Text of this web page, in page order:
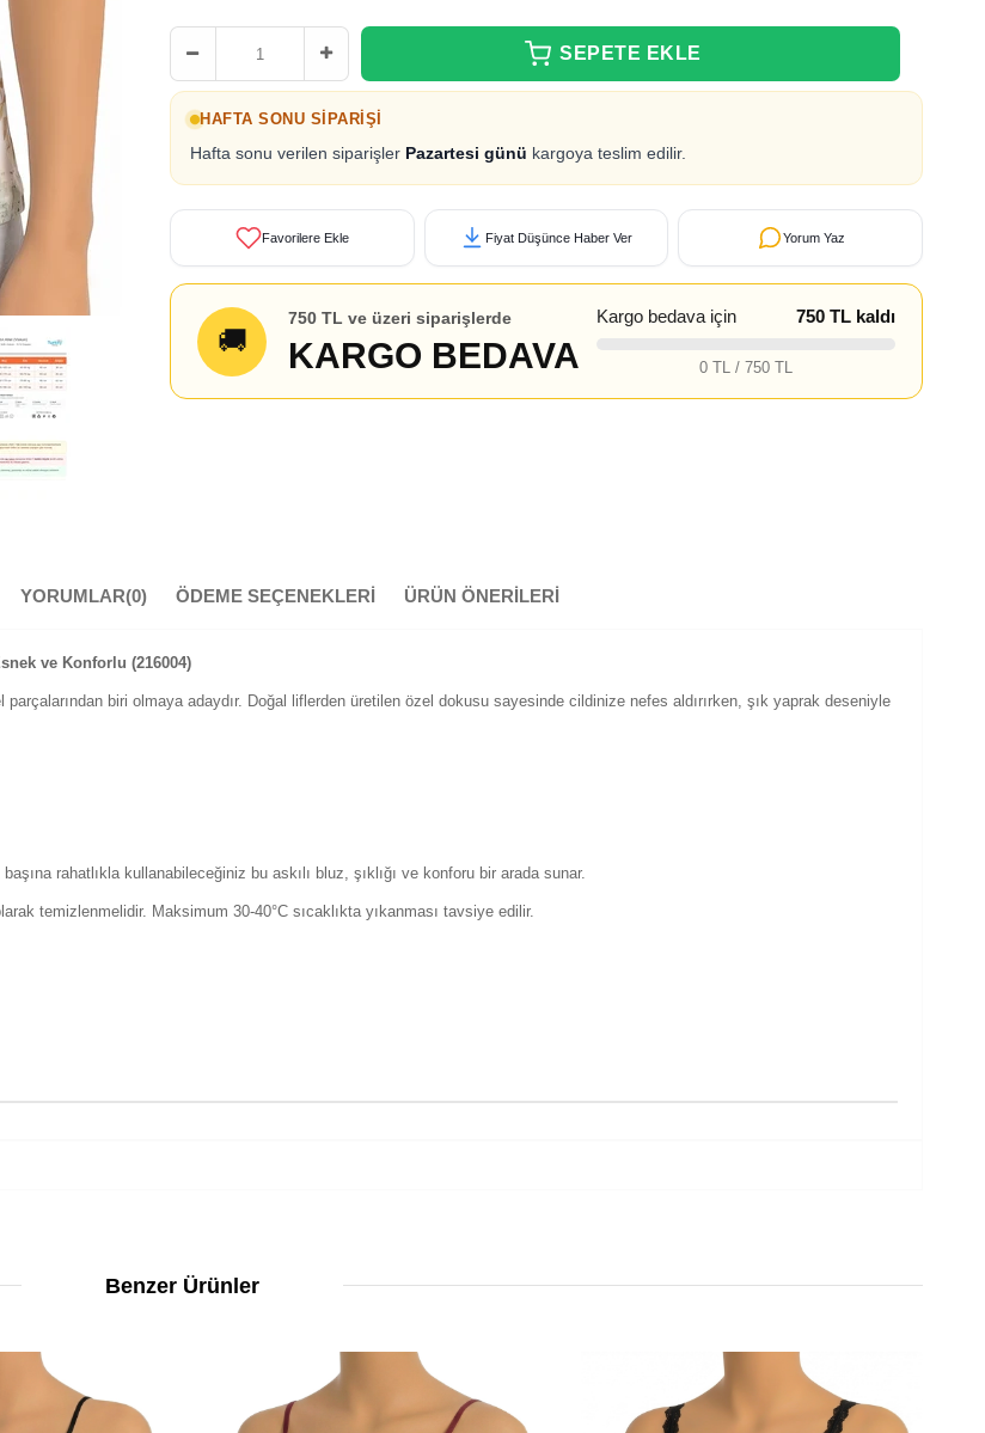
HAFTA SONU SIPARIŞI
Hafta sonu verilen siparişler Pazartesi günü kargoya teslim edilir.
Favorilere Ekle Fiyat Düşünce Haber Ver Yorum Yaz
🚚
750 TL ve üzeri siparişlerde
KARGO BEDAVA
Kargo bedava için 750 TL kaldı
0 TL / 750 TL
YORUMLAR(0) ÖDEME SEÇENEKLERI ÜRÜN ÖNERILERI
ve Konforlu (216004)
parçalarından biri olmaya adaydır. Doğal liflerden üretilen özel dokusu sayesinde cildinize nefes aldırırken, şık yaprak deseniyle
rahatlıkla kullanabileceğiniz bu askılı bluz, şıklığı ve konforu bir arada sunar.
temizlenmelidir. Maksimum 30-40°C sıcaklıkta yıkanması tavsiye edilir.
Benzer Ürünler